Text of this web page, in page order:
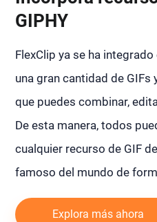
GIPHY
FlexClip ya se ha
una gran cantidad de
que puedes combinar,
De esta manera, todos
cualquier recurso de GIF
famoso del mundo de
Explora más ahora